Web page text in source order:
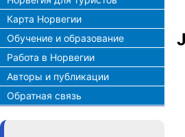
Карта Норвегии
Обучение и образование
Работа в Норвегии
Авторы и публикации
Обратная связь